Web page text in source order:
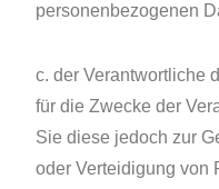
personenbezogenen
c. der Verantwortliche
für die Zwecke der
Sie diese jedoch zur
oder Verteidigung von